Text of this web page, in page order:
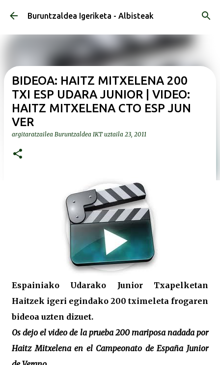
Saltatu eta joan eduki nagusira
Buruntzaldea Igeriketa - Albisteak
BIDEOA: HAITZ MITXELENA 200
TXI ESP UDARA JUNIOR | VIDEO:
HAITZ MITXELENA CTO ESP JUN
VER
argitaratzailea Buruntzaldea IKT uztaila 23, 2011
Espainiako Udarako Junior Txapelketan
Haitzek igeri egindako 200 tximeleta frogaren
bideoa uzten dizuet.
Os dejo el video de la prueba 200 mariposa nadada por
Haitz Mitxelena en el Campeonato de España Junior